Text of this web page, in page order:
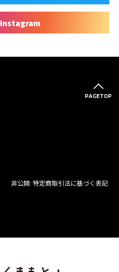
Instagram
PAGETOP
非公開: 特定商取引法に基づく表記